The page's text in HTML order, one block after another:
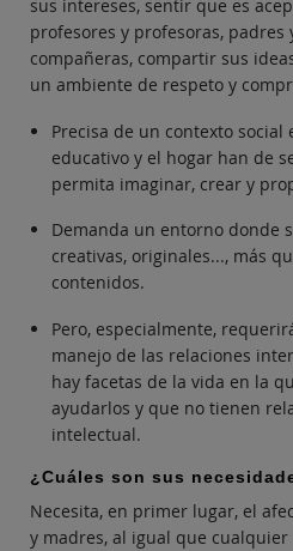
sus intereses, sentir que es
profesores y profesoras, padres
compañeras, compartir sus
un ambiente de respeto y
Precisa de un contexto
educativo y el hogar han de
permita imaginar, crear y
Demanda un entorno donde
creativas, originales..., más
contenidos.
Pero, especialmente,
manejo de las relaciones
hay facetas de la vida en la
ayudarlos y que no tienen
intelectual.
¿Cuáles son sus
Necesita, en primer lugar, el
y madres, al igual que